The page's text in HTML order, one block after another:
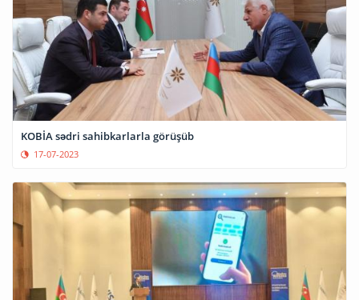
KOBİA sədri sahibkarlarla görüşüb
17-07-2023